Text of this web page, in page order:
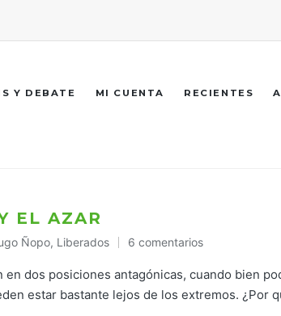
Y DEBATE MI CUENTA RECIENTES
EL AZAR
Ñopo, Liberados 6 comentarios
dos posiciones antagónicas, cuando bien
estar bastante lejos de los extremos. ¿Por